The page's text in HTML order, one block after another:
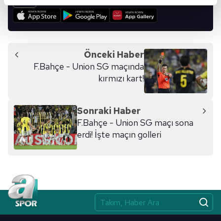
kalemimiz olduğunu sizlere hatırlatmak isteriz.
takdirde, kullanıcılara hedefli reklamlar
gösterilmeyecektir."
Sizlere daha iyi bir hizmet sunabilmek için İnternet
Sitemizde kendimize ve üçüncü kişilere ait çerezler
kullanılmaktadır. Bu çerezler vasıtasıyla çeşitli kişisel
verileriniz işlenmekte olup gerekli olan çerezler bilgi
toplumu hizmetlerinin sunulması amacıyla
kullanılmaktadır. Diğer çerezler, sitemizin daha işlevsel
sınırlı olarak açık rızanız dahilinde kullanılacaktır.
Çerezlere ilişkin tercihlerinizi aşağıda yer alan panel
vasıtasıyla belirleyebilirsiniz. Çerezlere ilişkin detaylı bilgi
Önceki Haber
F.Bahçe - Union SG maçında
kırmızı kart!
Sonraki Haber
F.Bahçe - Union SG maçı sona
erdi! İşte maçın golleri